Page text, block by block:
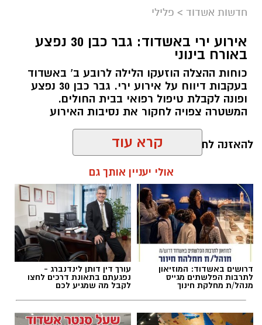
להורדת אפליקציה של אשדוד נט לחצו כאן
עקבו בפייסבוק
עקבו באינסטגרם
צילום גיא אוחיון
מה בחופיםהמוכרזים באשדודוצבע הדגל ?
חוף מי עמי(ספורט) – קט סל, פינג פונג, מתקני
כושר. פארק שעשועים לילדים. פודטראק -דגל
חוף לידו(משפחות) – מתקני ספורט ושעשועים,
חדשות אשדוד > פלילי
אירוע ירי באשדוד: גבר כבן 30 נפצע
באורח בינוני
כוחות ההצלה הוזעקו הלילה לרובע ב’ באשדוד
בעקבות דיווח על אירוע ירי. גבר כבן 30 נפצע
ופונה לקבלת טיפול רפואי בבית החולים.
המשטרה צפויה לחקור את נסיבות האירוע
להאזנה לתוכן:
עופר אשטוקר / 00:28 09.08.26
תגים:אירוע ירי באשדוד
קרא עוד
אולי יעניין אותך גם
דרושים באשדוד: המוזיאון
לתרבות הפלשתים מגייס
עורך דין דותן לינדנברג -
נפגעתם בתאונת דרכים לחצו